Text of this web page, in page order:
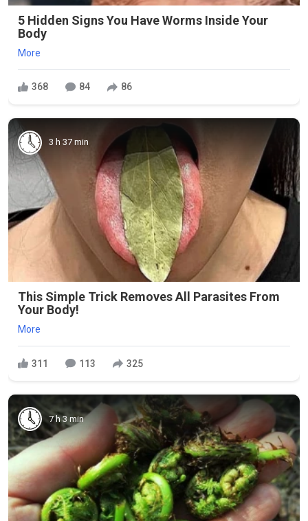
5 Hidden Signs You Have Worms Inside Your
Body
More
368 84 86
3 h 37 min
This Simple Trick Removes All Parasites From
Your Body!
More
311 113 325
7 h 3 min